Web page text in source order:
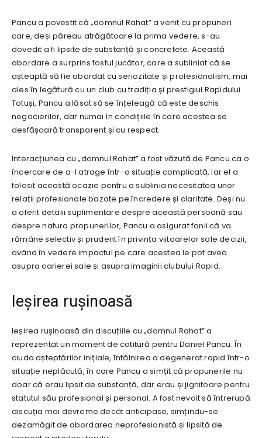
Pancu a povestit că „domnul Rahat” a venit cu propuneri
care, deși păreau atrăgătoare la prima vedere, s-au
dovedit a fi lipsite de substanță și concretete. Această
abordare a surprins fostul jucător, care a subliniat că se
așteaptă să fie abordat cu seriozitate și profesionalism, mai
ales în legătură cu un club cu tradiția și prestigiul Rapidului.
Totuși, Pancu a lăsat să se înțeleagă că este deschis
negocierilor, dar numai în condițiile în care acestea se
desfășoară transparent și cu respect.
Interacțiunea cu „domnul Rahat” a fost văzută de Pancu ca o
încercare de a-l atrage într-o situație complicată, iar el a
folosit această ocazie pentru a sublinia necesitatea unor
relații profesionale bazate pe încredere și claritate. Deși nu
a oferit detalii suplimentare despre această persoană sau
despre natura propunerilor, Pancu a asigurat fanii că va
rămâne selectiv și prudent în privința viitoarelor sale decizii,
având în vedere impactul pe care acestea le pot avea
asupra carierei sale și asupra imaginii clubului Rapid.
Ieșirea rușinoasă
Ieșirea rușinoasă din discuțiile cu „domnul Rahat” a
reprezentat un moment de cotitură pentru Daniel Pancu. În
ciuda așteptărilor inițiale, întâlnirea a degenerat rapid într-o
situație neplăcută, în care Pancu a simțit că propunerile nu
doar că erau lipsit de substanță, dar erau și jignitoare pentru
statutul său profesional și personal. A fost nevoit să întrerupă
discuția mai devreme decât anticipase, simțindu-se
dezamăgit de abordarea neprofesionistă și lipsită de